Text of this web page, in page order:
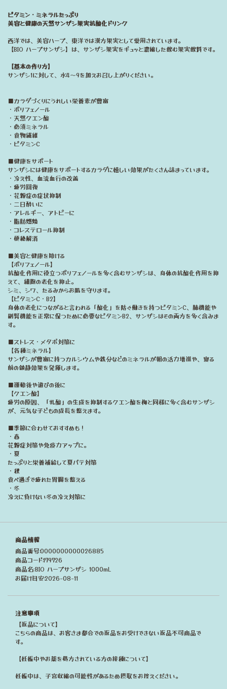
ビタミン・ミネラルたっぷり
美容と健康の天然サンザシ果実抗酸化ドリンク
西洋では、美容ハーブ、東洋では漢方果実として愛用されています。
【BIO ハーブサンザシ】は、サンザシ果実をギュッと濃縮した飲む果実飲料です。
【基本の作り方】
サンザシ1に対して、水4～9を加えお召し上がりください。
■カラダづくりにうれしい栄養素が豊富
・ポリフェノール
・天然クエン酸
・必須ミネラル
・食物繊維
・ビタミンC
■健康をサポート
サンザシには健康をサポートするカラダに嬉しい効果がたくさん詰まっています。
・冷え性、血流血行の改善
・疲労回復
・花粉症の症状抑制
・二日酔いに
・アレルギー、アトピーに
・脂肪燃焼
・コレステロール抑制
・便秘解消
■美容と健康を助ける
【ポリフェノール】
抗酸化作用に役立つポリフェノールを多く含むサンザシは、身体の抗酸化作用を抑
えて、細胞の老化を抑止。
シミ、シワ、たるみからお肌を守ります。
【ビタミンC・B2】
身体の老化につながると言われる「酸化」を防ぐ働きを持つビタミンC、肺機能や
副腎機能を正常に保つために必要なビタミンB2、サンザシはその両方を多く含みま
す。
■ストレス・メタボ対策に
【各種ミネラル】
サンザシが豊富に持つカルシウムや鉄分などのミネラルが朝の活力増進や、寝る
前の鎮静効果を発揮します。
■運動後や遊びの後に
【クエン酸】
疲労の原因、「乳酸」の生成を抑制するクエン酸を梅と同様に多く含むサンザシ
が、元気な子どもの成長を整えます。
■季節に合わせておすすめも！
・春
花粉症対策や免疫力アップに。
・夏
たっぷりと栄養補給して夏バテ対策
・秋
食べ過ぎで疲れた胃腸を整える
・冬
冷えに負けない冬の冷え対策に
商品情報
商品番号:0000000000026885
商品コード:179726
商品名:BIO ハーブサンザシ 1000mL
お届け目安:2026-08-11
注意事項
【返品について】
こちらの商品は、お客さま都合での返品をお受けできない返品不可商品で
す。
【妊娠中やお薬を処方されている方の接種について】
妊娠中は、子宮収縮の可能性があるため摂取をお控えください。